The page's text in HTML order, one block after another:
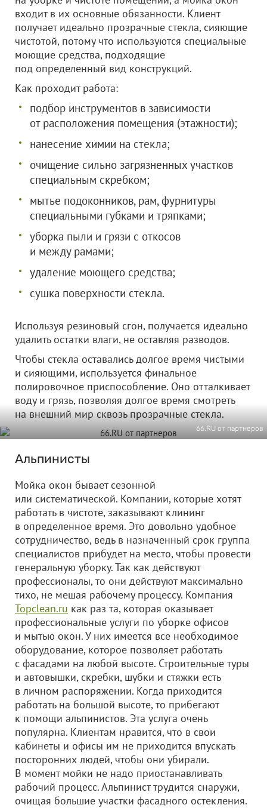
входит в их основные обязанности. Клиент
получает идеально прозрачные стекла, сияющие
чистотой, потому что используются специальные
моющие средства, подходящие
под определенный вид конструкций.
Как проходит работа:
подбор инструментов в зависимости
от расположения помещения (этажности);
нанесение химии на стекла;
очищение сильно загрязненных участков
специальным скребком;
мытье подоконников, рам, фурнитуры
специальными губками и тряпками;
уборка пыли и грязи с откосов
и между рамами;
удаление моющего средства;
сушка поверхности стекла.
Используя резиновый сгон, получается идеально
удалить остатки влаги, не оставляя разводов.
Чтобы стекла оставались долгое время чистыми
и сияющими, используется финальное
полировочное приспособление. Оно отталкивает
воду и грязь, позволяя долгое время смотреть
на внешний мир сквозь прозрачные стекла.
66.RU от партнеров
Альпинисты
Мойка окон бывает сезонной
или систематической. Компании, которые хотят
работать в чистоте, заказывают клининг
в определенное время. Это довольно удобное
сотрудничество, ведь в назначенный срок группа
специалистов прибудет на место, чтобы провести
генеральную уборку. Так как действуют
профессионалы, то они действуют максимально
тихо, не мешая рабочему процессу. Компания
Topclean.ru как раз та, которая оказывает
профессиональные услуги по уборке офисов
и мытью окон. У них имеется все необходимое
оборудование, которое позволяет работать
с фасадами на любой высоте. Строительные туры
и автовышки, скребки, шубки и стяжки есть
в личном распоряжении. Когда приходится
работать на большой высоте, то прибегают
к помощи альпинистов. Эта услуга очень
популярна. Клиентам нравится, что в свои
кабинеты и офисы им не приходится впускать
посторонних людей, чтобы они убирали.
В момент мойки не надо приостанавливать
рабочий процесс. Альпинист трудится снаружи,
очищая большие участки фасадного остекления.